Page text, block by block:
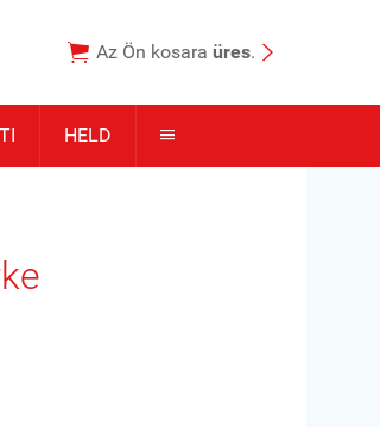
 Az Ön kosara üres. 
HELD 